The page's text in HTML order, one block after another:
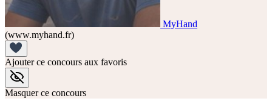
MyHand
(www.myhand.fr)
Ajouter ce concours aux favoris
Masquer ce concours